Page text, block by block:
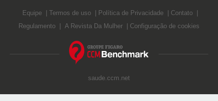
Equipe Termos de uso Política de Privacidade
Contato
Regulamento
A Revista Da Mulher Configuração de cookies
saude.ccm.net